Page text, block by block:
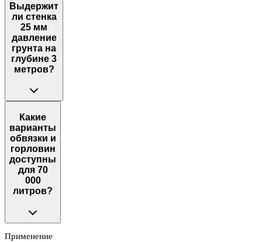
Выдержит
ли стенка
25 мм
давление
грунта на
глубине 3
метров?
Какие
варианты
обвязки и
горловин
доступны
для 70
000
литров?
Применение